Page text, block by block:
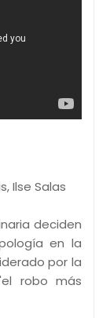
Ilse Salas
deciden
en la
por la
robo más